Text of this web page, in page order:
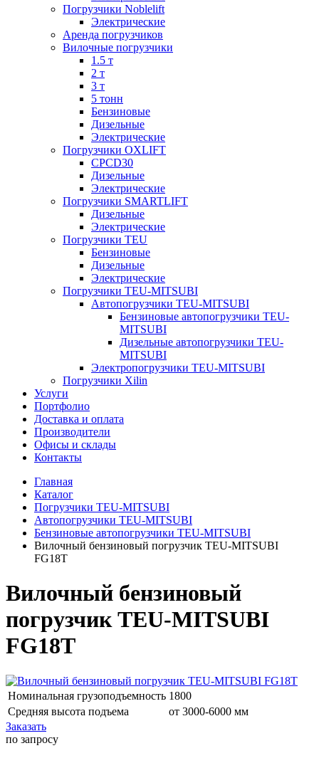
Погрузчики Noblelift
Электрические
Аренда погрузчиков
Вилочные погрузчики
1.5 т
2 т
3 т
5 тонн
Бензиновые
Дизельные
Электрические
Погрузчики OXLIFT
CPCD30
Дизельные
Электрические
Погрузчики SMARTLIFT
Дизельные
Электрические
Погрузчики TEU
Бензиновые
Дизельные
Электрические
Погрузчики TEU-MITSUBI
Автопогрузчики TEU-MITSUBI
Бензиновые автопогрузчики TEU-
MITSUBI
Дизельные автопогрузчики TEU-
MITSUBI
Электропогрузчики TEU-MITSUBI
Погрузчики Xilin
Услуги
Портфолио
Доставка и оплата
Производители
Офисы и склады
Контакты
Главная
Каталог
Погрузчики TEU-MITSUBI
Автопогрузчики TEU-MITSUBI
Бензиновые автопогрузчики TEU-MITSUBI
Вилочный бензиновый погрузчик TEU-MITSUBI
FG18T
Вилочный бензиновый
погрузчик TEU-MITSUBI
FG18T
Номинальная грузоподъемность 1800
Средняя высота подъема
от 3000-6000 мм
Заказать
по запросу